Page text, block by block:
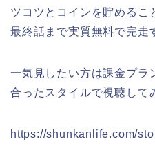
ツコツとコインを貯めるこ
最終話まで実質無料で完走
一気見したい方は課金プラ
合ったスタイルで視聴して
https://shunkanlife.com/